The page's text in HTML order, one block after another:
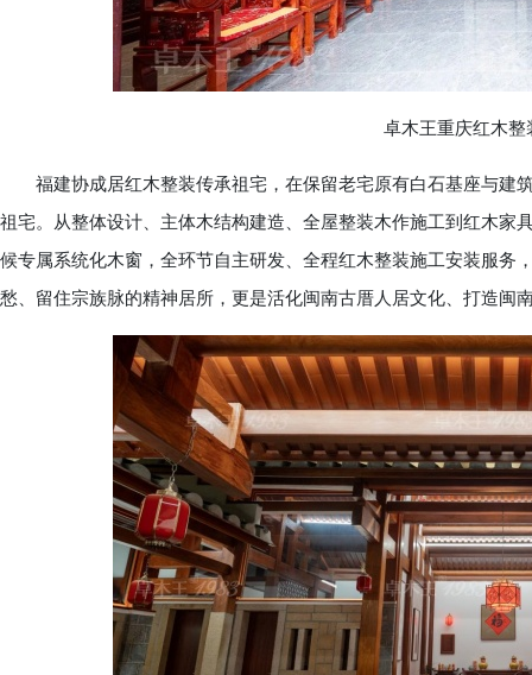
卓木王重庆红木整
福建协成居红木整装传承祖宅，在保留老宅原有白石基座与建
祖宅。从整体设计、主体木结构建造、全屋整装木作施工到红木家
候专属系统化木窗，全环节自主研发、全程红木整装施工安装服务
愁、留住宗族脉的精神居所，更是活化闽南古厝人居文化、打造闽